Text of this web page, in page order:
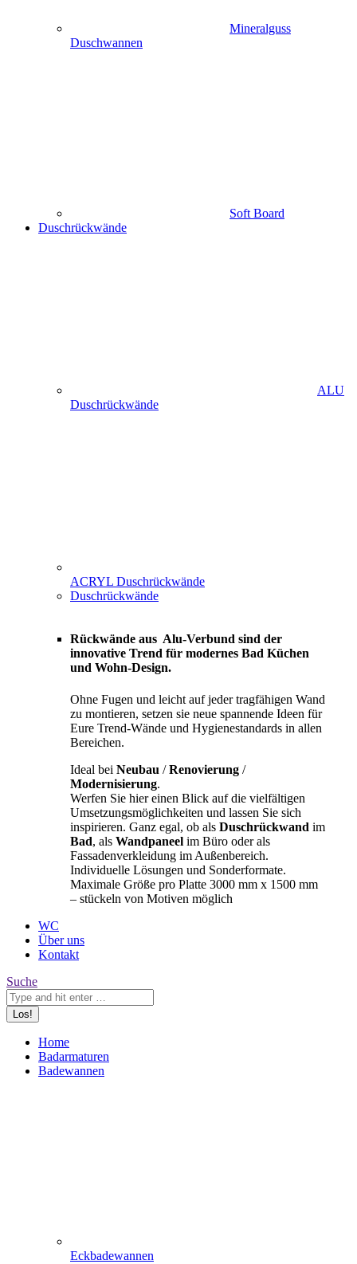
Mineralguss
Duschwannen
Soft Board
Duschrückwände
ALU
Duschrückwände
ACRYL Duschrückwände
Duschrückwände
Rückwände aus Alu-Verbund sind der
innovative Trend für modernes Bad Küchen
und Wohn-Design.
Ohne Fugen und leicht auf jeder tragfähigen Wand
zu montieren, setzen sie neue spannende Ideen für
Eure Trend-Wände und Hygienestandards in allen
Bereichen.
Ideal bei Neubau /Renovierung /
Modernisierung.
Werfen Sie hier einen Blick auf die vielfältigen
Umsetzungsmöglichkeiten und lassen Sie sich
inspirieren. Ganz egal, ob als Duschrückwand im
Bad, als Wandpaneel im Büro oder als
Fassadenverkleidung im Außenbereich.
Individuelle Lösungen und Sonderformate.
Maximale Größe pro Platte 3000 mm x 1500 mm
– stückeln von Motiven möglich
WC
Über uns
Kontakt
Search:
Suche
Home
Badarmaturen
Badewannen
Eckbadewannen